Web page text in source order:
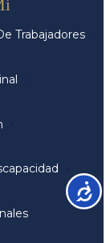
Trabajadores